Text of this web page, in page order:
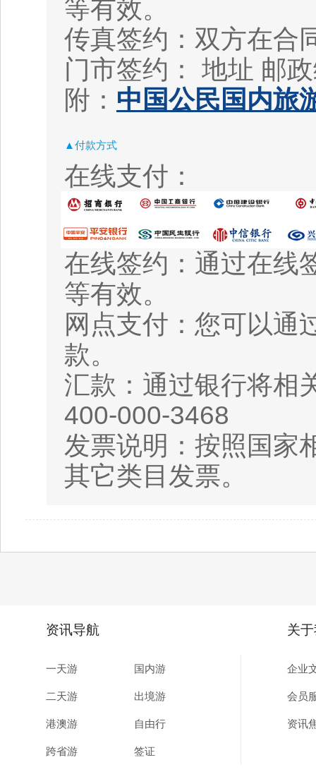
等有效。
传真签约：双方在合
门市签约： 地址 邮
附： 中国公民国内旅
▲付款方式
在线支付：
在线签约：通过在线
等有效。
网点支付：您可以通
款。
汇款：通过银行将相
400-000-3468
发票说明：按照国家
其它类目发票。
资讯导航
一天游 国内游
二天游 出境游
港澳游 自由行
跨省游 签证
关
企业
会员
资讯